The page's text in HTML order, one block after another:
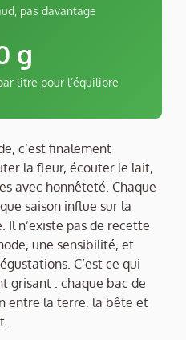
pas davantage
g
litre pour l’équilibre
c’est finalement
la fleur, écouter le lait,
avec honnêteté. Chaque
saison influe sur la
n’existe pas de recette
une sensibilité, et
C’est ce qui
grisant : chaque bac de
entre la terre, la bête et